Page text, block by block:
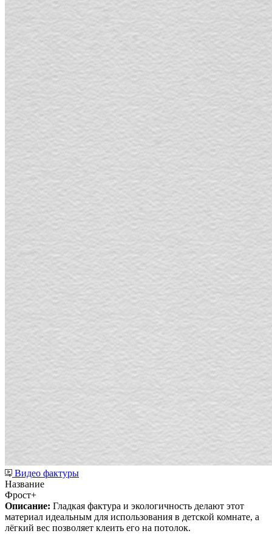
Видео фактуры
Название
Фрост+
Описание: Гладкая фактура и экологичность делают этот
материал идеальным для использования в детской комнате, а
лёгкий вес позволяет клеить его на потолок.